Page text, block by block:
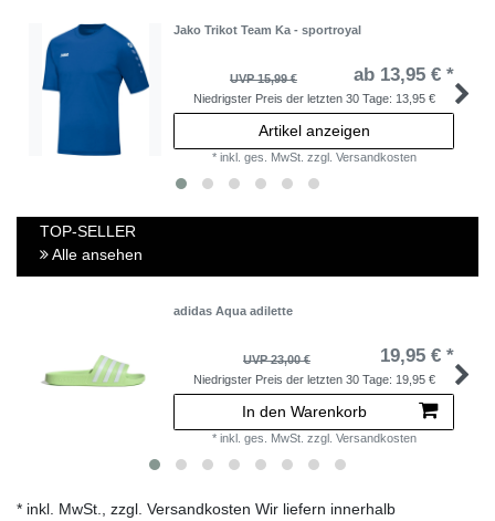
Jako Trikot Team Ka - sportroyal
UVP 15,99 € ab 13,95 € *
Niedrigster Preis der letzten 30 Tage: 13,95 €
Artikel anzeigen
* inkl. ges. MwSt. zzgl. Versandkosten
TOP-SELLER
Alle ansehen
adidas Aqua adilette
UVP 23,00 € 19,95 € *
Niedrigster Preis der letzten 30 Tage: 19,95 €
In den Warenkorb
* inkl. ges. MwSt. zzgl. Versandkosten
* inkl. MwSt., zzgl. Versandkosten Wir liefern innerhalb